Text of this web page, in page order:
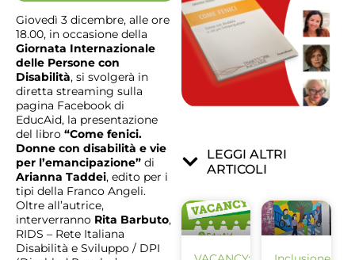
Giovedì 3 dicembre, alle ore
18.00, in occasione della
Giornata Internazionale
delle Persone con
Disabilità, si svolgerà in
diretta streaming sulla
pagina Facebook di
EducAid, la presentazione
del libro “Come fenici.
Donne con disabilità e vie
per l’emancipazione” di
Arianna Taddei, edito per i
tipi della Franco Angeli.
Oltre all’autrice,
interverranno Rita Barbuto,
RIDS – Rete Italiana
Disabilità e Sviluppo / DPI
LEGGI ALTRI
ARTICOLI